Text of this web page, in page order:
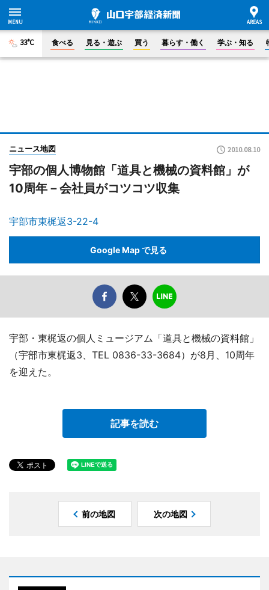
33°C 食べる 見る・遊ぶ 買う 暮らす・働く 学ぶ・知る
ニュース地図 2010.08.10
宇部の個人博物館「道具と機械の資料館」が
10周年－会社員がコツコツ収集
宇部市東梶返3-22-4
Google Map で見る
宇部・東梶返の個人ミュージアム「道具と機械の資料館」
（宇部市東梶返3、TEL 0836-33-3684）が8月、10周年
を迎えた。
記事を読む
前の地図 次の地図